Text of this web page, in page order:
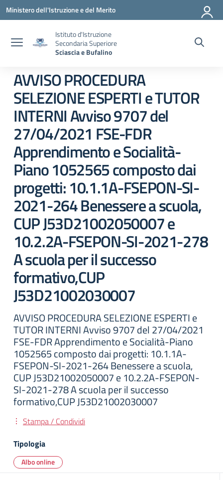
Vai ai contenuti
Vai al menu di navigazione
Vai al footer
Ministero dell'Istruzione e del Merito
Istituto d'Istruzione
Secondaria Superiore
Sciascia e Bufalino
AVVISO PROCEDURA
SELEZIONE ESPERTI e TUTOR
INTERNI Avviso 9707 del
27/04/2021 FSE-FDR
Apprendimento e Socialità-
Piano 1052565 composto dai
progetti: 10.1.1A-FSEPON-SI-
2021-264 Benessere a scuola,
CUP J53D21002050007 e
10.2.2A-FSEPON-SI-2021-278
A scuola per il successo
formativo,CUP
J53D21002030007
AVVISO PROCEDURA SELEZIONE ESPERTI e
TUTOR INTERNI Avviso 9707 del 27/04/2021
FSE-FDR Apprendimento e Socialità-Piano
1052565 composto dai progetti: 10.1.1A-
FSEPON-SI-2021-264 Benessere a scuola,
CUP J53D21002050007 e 10.2.2A-FSEPON-
SI-2021-278 A scuola per il successo
formativo,CUP J53D21002030007
Stampa / Condividi
Tipologia
Albo online